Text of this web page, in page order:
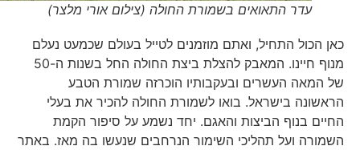
עדר התאואים בשמורת החולה (צילום אורי מלצר)
כאן הכול התחיל, ואתם מוזמנים לטייל בעולם שכמעט נעלם
מנוף חיינו. המאבק להצלת ביצת החולה החל בשנות ה-50
של המאה העשרים ובעקבותיו הוכרזה שמורת הטבע
הראשונה בישראל. בואו לשמורת החולה להכיר את בעלי
החיים בנוף הביצות והאגם. יחד נשמע על סיפור הקמת
השמורה ועל תהליכי השימור הנרחבים שנעשו בה מאז. באתר